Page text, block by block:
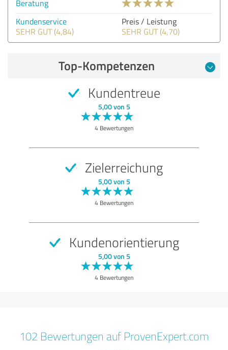
Beratung
Kundenservice
SEHR GUT (4,84)
Preis / Leistung
SEHR GUT (4,70)
Top-Kompetenzen
Kundentreue
5,00 von 5
4 Bewertungen
Zielerreichung
5,00 von 5
4 Bewertungen
Kundenorientierung
5,00 von 5
4 Bewertungen
102 Bewertungen auf ProvenExpert.com